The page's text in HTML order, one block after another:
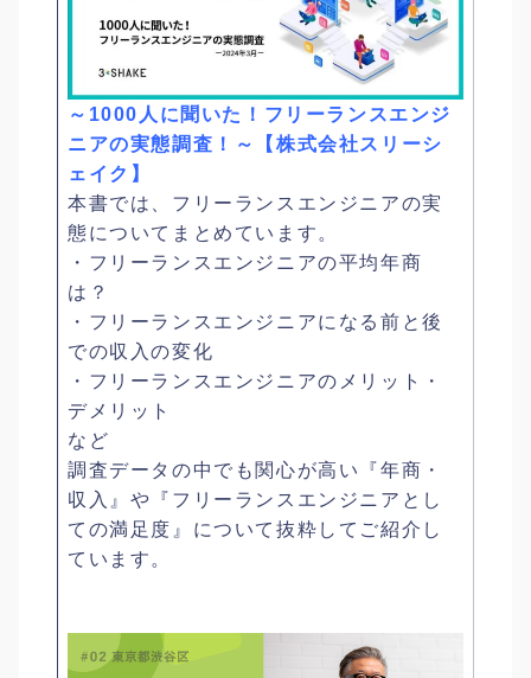
～1000人に聞いた！フリーランスエンジ
ニアの実態調査！～【株式会社スリーシ
ェイク】
本書では、フリーランスエンジニアの実
態についてまとめています。
・フリーランスエンジニアの平均年商
は？
・フリーランスエンジニアになる前と後
での収入の変化
・フリーランスエンジニアのメリット・
デメリット
など
調査データの中でも関心が高い『年商・
収入』や『フリーランスエンジニアとし
ての満足度』について抜粋してご紹介し
ています。